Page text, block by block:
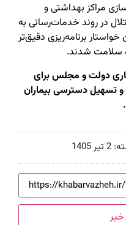
مراکز بهداشتی و
در روند خدمات‌رسانی به
برنامه‌ریزی دقیق‌تر
سلامت شدند.
دولت و مجلس برای
تسهیل دسترسی بیماران
2 تیر 1405